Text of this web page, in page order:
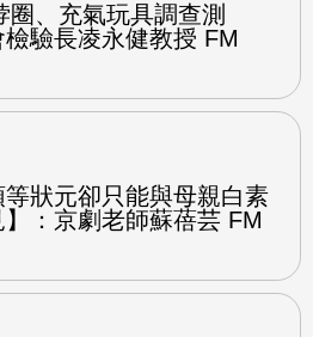
圈、充氣玩具調查測
驗長凌永健教授 FM
等狀元卻只能與母親白素
】：京劇老師蘇蓓芸 FM